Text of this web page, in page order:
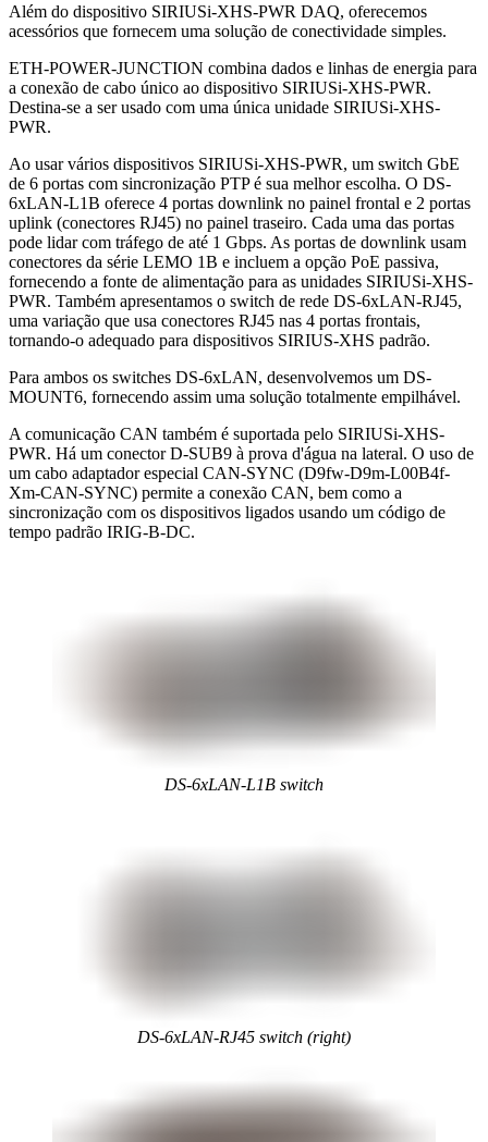
Além do dispositivo SIRIUSi-XHS-PWR DAQ, oferecemos
acessórios que fornecem uma solução de conectividade simples.
ETH-POWER-JUNCTION combina dados e linhas de energia para
a conexão de cabo único ao dispositivo SIRIUSi-XHS-PWR.
Destina-se a ser usado com uma única unidade SIRIUSi-XHS-
PWR.
Ao usar vários dispositivos SIRIUSi-XHS-PWR, um switch GbE
de 6 portas com sincronização PTP é sua melhor escolha. O DS-
6xLAN-L1B oferece 4 portas downlink no painel frontal e 2 portas
uplink (conectores RJ45) no painel traseiro. Cada uma das portas
pode lidar com tráfego de até 1 Gbps. As portas de downlink usam
conectores da série LEMO 1B e incluem a opção PoE passiva,
fornecendo a fonte de alimentação para as unidades SIRIUSi-XHS-
PWR. Também apresentamos o switch de rede DS-6xLAN-RJ45,
uma variação que usa conectores RJ45 nas 4 portas frontais,
tornando-o adequado para dispositivos SIRIUS-XHS padrão.
Para ambos os switches DS-6xLAN, desenvolvemos um DS-
MOUNT6, fornecendo assim uma solução totalmente empilhável.
A comunicação CAN também é suportada pelo SIRIUSi-XHS-
PWR. Há um conector D-SUB9 à prova d'água na lateral. O uso de
um cabo adaptador especial CAN-SYNC (D9fw-D9m-L00B4f-
Xm-CAN-SYNC) permite a conexão CAN, bem como a
sincronização com os dispositivos ligados usando um código de
tempo padrão IRIG-B-DC.
DS-6xLAN-L1B switch
DS-6xLAN-RJ45 switch (right)